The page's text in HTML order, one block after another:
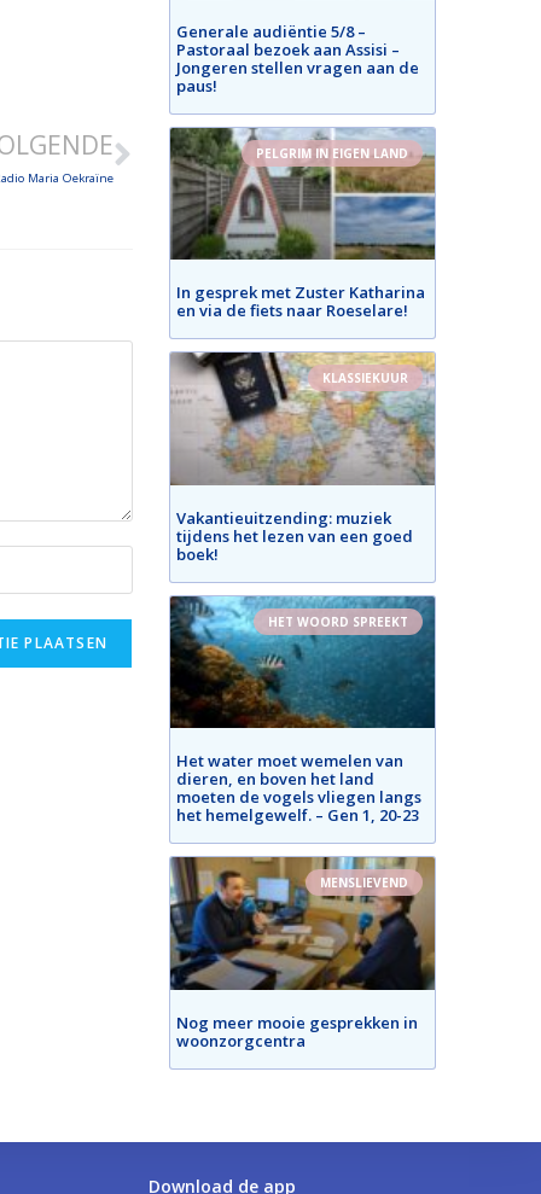
Maria Oekraïne
Generale audiëntie 5/8 –
Pastoraal bezoek aan Assisi –
Jongeren stellen vragen aan de
paus!
PELGRIM IN EIGEN LAND
In gesprek met Zuster Katharina
en via de fiets naar Roeselare!
KLASSIEKUUR
Vakantieuitzending: muziek
tijdens het lezen van een goed
boek!
HET WOORD SPREEKT
Het water moet wemelen van
dieren, en boven het land
moeten de vogels vliegen langs
het hemelgewelf. – Gen 1, 20-23
MENSLIEVEND
Nog meer mooie gesprekken in
woonzorgcentra
Download de app